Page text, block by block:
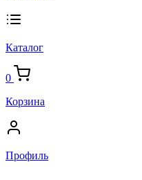
Каталог
0
Корзина
Профиль